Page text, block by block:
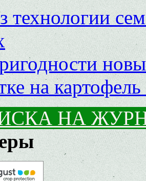
технологии
на
НА